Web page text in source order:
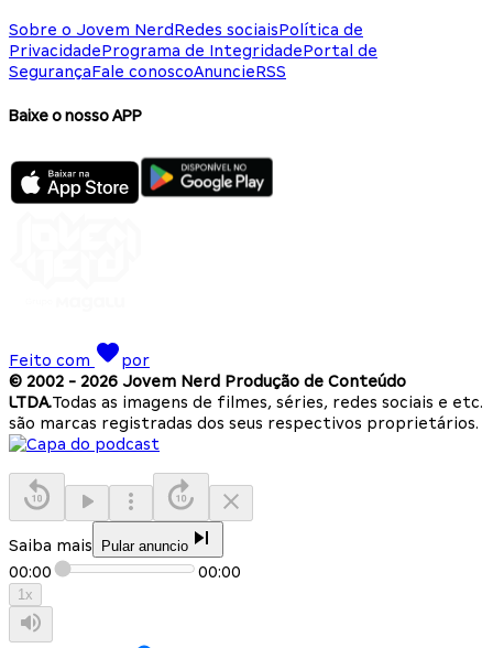
Sobre o Jovem NerdRedes sociaisPolítica de
PrivacidadePrograma de IntegridadePortal de
SegurançaFale conoscoAnuncieRSS
Baixe o nosso APP
Feito com
por
© 2002 - 2026 Jovem Nerd Produção de Conteúdo
LTDA.Todas as imagens de filmes, séries, redes sociais e etc.
são marcas registradas dos seus respectivos proprietários.
Saiba mais Pular anuncio
00:00 00:00
1x